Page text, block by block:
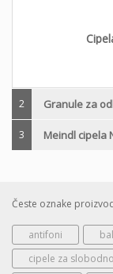
2 Granule za
3 Meindl cipela
Česte oznake
antifoni
cipele za